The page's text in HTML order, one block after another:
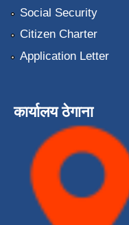
Social Security
Citizen Charter
Application Letter
कार्यालय ठेगाना